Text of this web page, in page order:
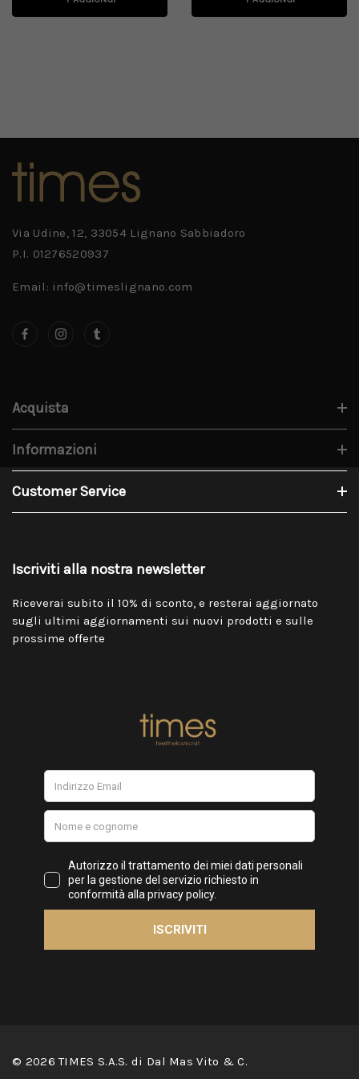
Via Udine, 12, 33054 Lignano Sabbiadoro
P.I. 01276520937
Email: info@timeslignano.com
Acquista
Informazioni
Customer Service
Iscriviti alla nostra newsletter
Riceverai subito il 10% di sconto, e resterai aggiornato
sugli ultimi aggiornamenti sui nuovi prodotti e sulle
prossime offerte
© 2026 TIMES S.A.S. di Dal Mas Vito & C.